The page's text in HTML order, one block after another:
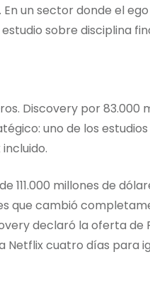
un sector donde el
sobre disciplina
Discovery por 83.000
uno de los
111.000 millones de
que cambió
declaró la oferta de
Netflix cuatro días para